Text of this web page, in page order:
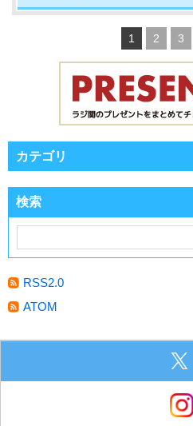
1 2 3
カテゴリ
検索
RSS2.0
ATOM